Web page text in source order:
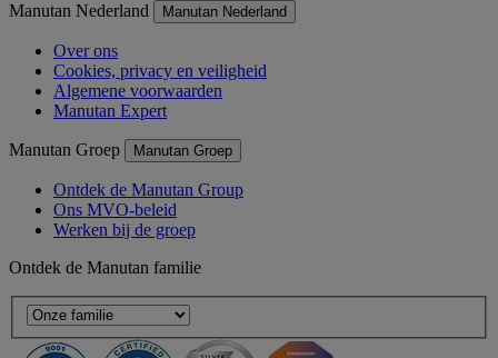
Manutan Nederland Manutan Nederland
Over ons
Cookies, privacy en veiligheid
Algemene voorwaarden
Manutan Expert
Manutan Groep Manutan Groep
Ontdek de Manutan Group
Ons MVO-beleid
Werken bij de groep
Ontdek de Manutan familie